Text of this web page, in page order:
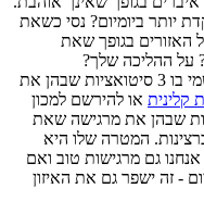
יותר ביומיום? נסי כשאת
האזורים בגופך שאת
על ההליכה שלך?
תרגיל הסיטואציות: קחי שוב דף, רשמי בו 3 סיטואציות שבהן את
קלינית או להירשם למכון
רשמי 3 סיטואציות שבהן את מרגישה שאת
המטרה שלו היא
גם מרגישות טוב ואם
- זה ישפר גם את האיזון